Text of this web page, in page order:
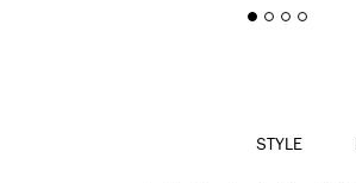
CELEBRA LA
STYLE